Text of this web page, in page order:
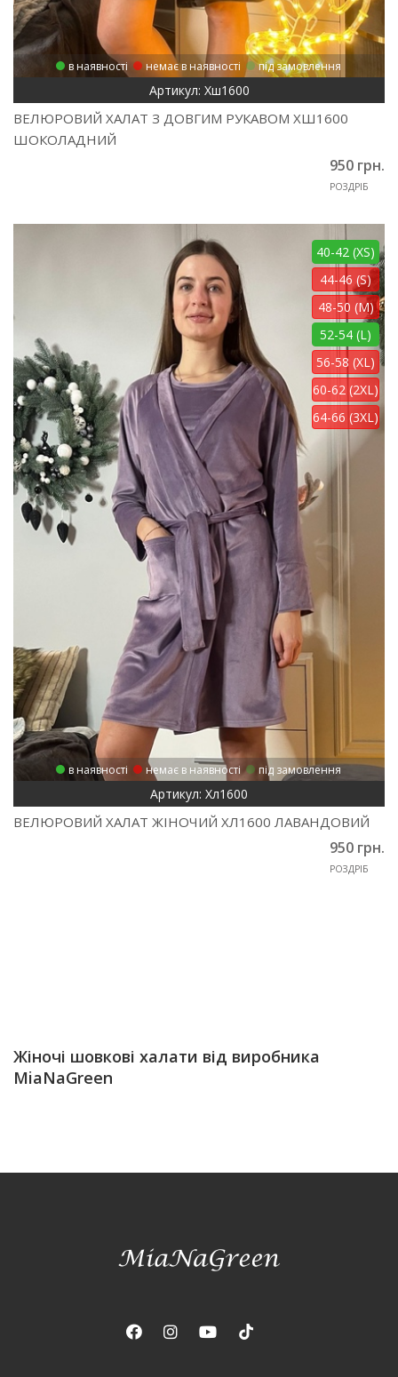
в наявності немає в наявності під замовлення
Артикул: Хш1600
ВЕЛЮРОВИЙ ХАЛАТ З ДОВГИМ РУКАВОМ ХШ1600
ШОКОЛАДНИЙ
950 грн.
РОЗДРІБ
40-42 (XS)
44-46 (S)
48-50 (M)
52-54 (L)
56-58 (XL)
60-62 (2XL)
64-66 (3XL)
в наявності немає в наявності під замовлення
Артикул: Хл1600
ВЕЛЮРОВИЙ ХАЛАТ ЖІНОЧИЙ ХЛ1600 ЛАВАНДОВИЙ
950 грн.
РОЗДРІБ
Жіночі шовкові халати від виробника
MiaNaGreen